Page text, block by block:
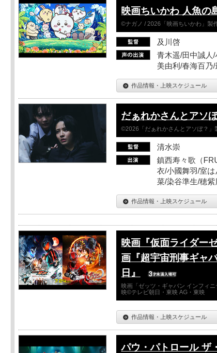
映画ちいかわ 人魚の
©ナガノ / 2026「映画ちいかわ」製
及川啓
青木遥/田中誠人
美由利/春海百乃
作品情報・上映スケジュール
だぁれかさんとアソ
©2026「だぁれかさんとアソぼ？」
清水崇
鎮西寿々歌（
衣/小國舞羽/室
菜/染谷準生/穂
作品情報・上映スケジュール
映画『仮面ライダー
画『超宇宙刑事ギャ
日』
映画「ゼッツ・ギャバン インフィ
映©テレビ朝日・東映 AG・東映
作品情報・上映スケジュール
パウ・パトロール ザ